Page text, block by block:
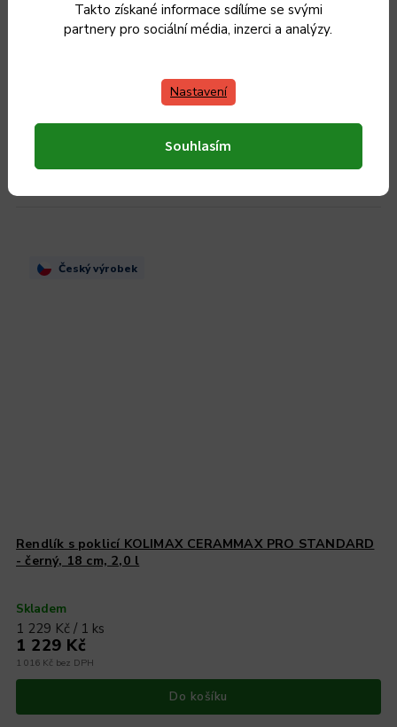
Takto získané informace sdílíme se svými
partnery pro sociální média, inzerci a analýzy.
Nastavení
Souhlasím
Rendlík s poklicí KOLIMAX CERAMMAX PRO STANDARD
- granit šedý, 26 cm, 4,5 l
Do košíku
Český výrobek
Rendlík s poklicí KOLIMAX CERAMMAX PRO STANDARD
- černý, 18 cm, 2,0 l
Skladem
1 016 Kč bez DPH
1 229 Kč
1 229 Kč / 1 ks
Do košíku